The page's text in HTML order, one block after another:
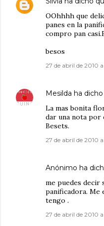
OOhhhh que
panes en la
compro pan
besos
27 de abril de 2010
Mesilda ha
La mas bonita
dar una nota por
Besets.
27 de abril de 2010
Anónimo ha
me puedes decir
panificadora. Me
tengo .
27 de abril de 2010 a